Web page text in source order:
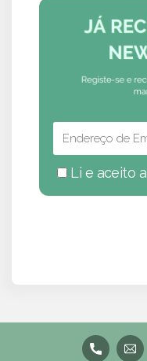
Li e aceito a